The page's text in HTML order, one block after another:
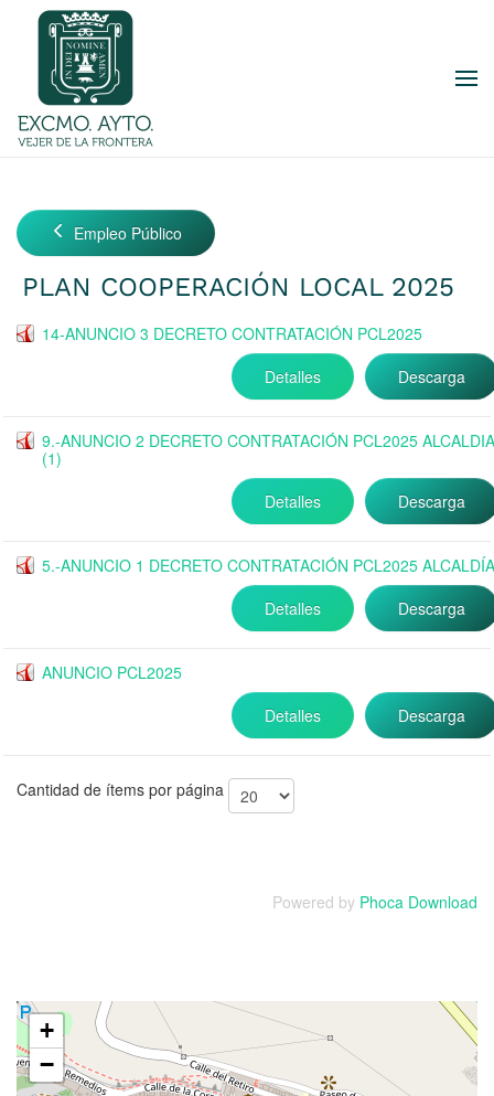
Skip to main content
Empleo Público
PLAN COOPERACIÓN LOCAL 2025
14-ANUNCIO 3 DECRETO CONTRATACIÓN PCL2025
Descarga
Detalles
9.-ANUNCIO 2 DECRETO CONTRATACIÓN PCL2025 ALCALDIA
(1)
Descarga
Detalles
5.-ANUNCIO 1 DECRETO CONTRATACIÓN PCL2025 ALCALDÍA
Descarga
Detalles
ANUNCIO PCL2025
Descarga
Detalles
Cantidad de ítems por página
Powered by Phoca Download
+
−